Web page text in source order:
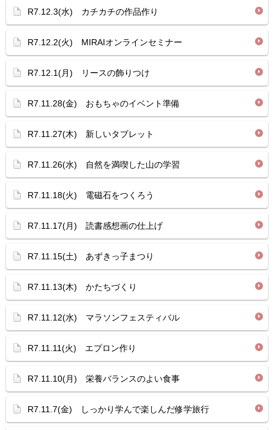
R7.12.3(水) カチカチの作品作り
R7.12.2(火) MIRAIオンラインセミナー
R7.12.1(月) リースの飾りつけ
R7.11.28(金) おもちゃのイベント準備
R7.11.27(木) 新しいタブレット
R7.11.26(水) 自然を満喫した山の学習
R7.11.18(火) 電磁石をつくろう
R7.11.17(月) 読書感想画の仕上げ
R7.11.15(土) あずきっ子まつり
R7.11.13(木) かたちづくり
R7.11.12(水) マラソンフェスティバル
R7.11.11(火) エプロン作り
R7.11.10(月) 栄養バランスのよい食事
R7.11.7(金) しっかり学んで楽しんだ修学旅行